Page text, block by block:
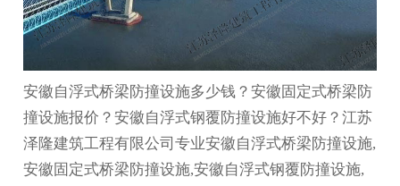
安徽自浮式桥梁防撞设施多少钱？安徽固定式桥梁防
撞设施报价？安徽自浮式钢覆防撞设施好不好？江苏
泽隆建筑工程有限公司专业安徽自浮式桥梁防撞设施,
安徽固定式桥梁防撞设施,安徽自浮式钢覆防撞设施,